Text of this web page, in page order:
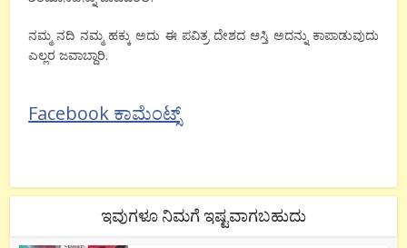
ನಮ್ಮ ನದಿ ನಮ್ಮ ಹಕ್ಕು ಅದು ಈ ಪವಿತ್ರ ದೇಶದ ಆಸ್ತಿ ಅದನ್ನು ಕಾಪಾಡುವುದು
ಎಲ್ಲರ ಜವಾಬ್ದಾರಿ.
Facebook ಕಾಮೆಂಟ್ಸ್
ಇವುಗಳೂ ನಿಮಗೆ ಇಷ್ಟವಾಗಬಹುದು